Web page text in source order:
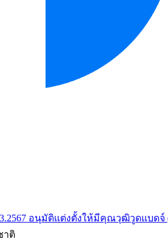
อนุมัติแต่งตั้งให้มีคุณวุฒิวูดแบดจ์
าติ